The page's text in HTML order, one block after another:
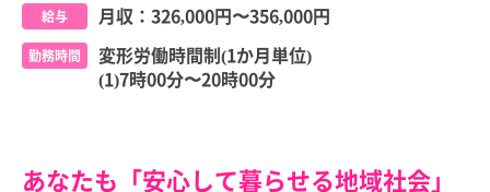
給与 月収： 326,000円〜356,000円
勤務時間
変形労働時間制(1か月単位)
(1)7時00分〜20時00分
あなたも「安心して暮らせる地域社会」